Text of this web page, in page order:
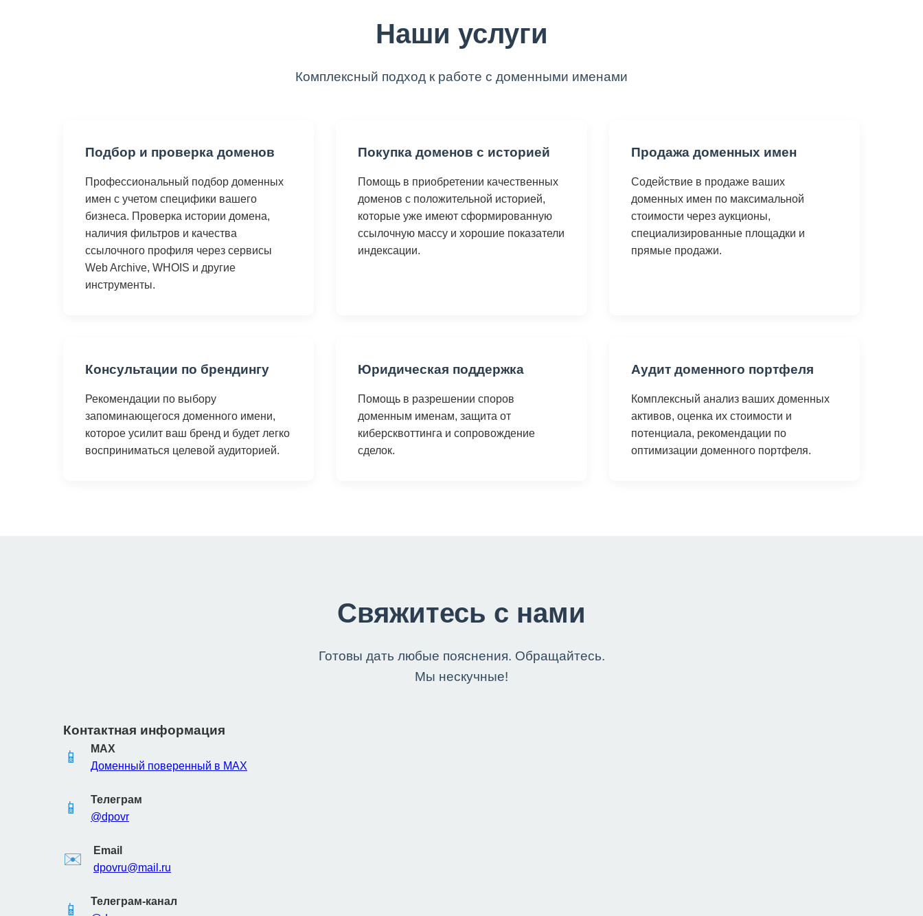
Наши услуги
Комплексный подход к работе с доменными именами
Подбор и проверка доменов
Профессиональный подбор доменных
имен с учетом специфики вашего
бизнеса. Проверка истории домена,
наличия фильтров и качества
ссылочного профиля через сервисы
Web Archive, WHOIS и другие
инструменты.
Покупка доменов с историей
Помощь в приобретении качественных
доменов с положительной историей,
которые уже имеют сформированную
ссылочную массу и хорошие показатели
индексации.
Продажа доменных имен
Содействие в продаже ваших
доменных имен по максимальной
стоимости через аукционы,
специализированные площадки и
прямые продажи.
Консультации по брендингу
Рекомендации по выбору
запоминающегося доменного имени,
которое усилит ваш бренд и будет легко
восприниматься целевой аудиторией.
Юридическая поддержка
Помощь в разрешении споров
доменным именам, защита от
киберсквоттинга и сопровождение
сделок.
Аудит доменного портфеля
Комплексный анализ ваших доменных
активов, оценка их стоимости и
потенциала, рекомендации по
оптимизации доменного портфеля.
Свяжитесь с нами
Готовы дать любые пояснения. Обращайтесь.
Мы нескучные!
Контактная информация
📱
MAX
Доменный поверенный в MAX
📱
Телеграм
@dpovr
✉️
Email
dpovru@mail.ru
📱
Телеграм-канал